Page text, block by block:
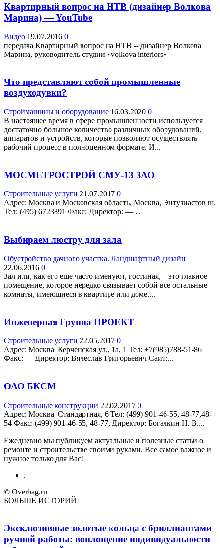
Квартирный вопрос на НТВ (дизайнер Волкова
Марина) — YouTube
Видео 19.07.2016 0
передача Квартирный вопрос на НТВ -- дизайнер Волкова
Марина, руководитель студии «volkova interiors»
Что представляют собой промышленные
воздуходувки?
Строймашины и оборудование 16.03.2020 0
В настоящее время в сфере промышленности используется
достаточно большое количество различных оборудований,
аппаратов и устройств, которые позволяют осуществлять
рабочий процесс в полноценном формате. И...
МОСМЕТРОСТРОЙ СМУ-13 ЗАО
Строительные услуги 21.07.2017 0
Адрес: Москва и Московская область, Москва, Энтузиастов ш.
Teл: (495) 6723891 Факс: Директор: — ...
Выбираем люстру для зала
Обустройство дачного участка. Ландшафтный дизайн
22.06.2016 0
Зал или, как его еще часто именуют, гостиная, – это главное
помещение, которое нередко связывает собой все остальные
комнаты, имеющиеся в квартире или доме....
Инженерная Группа ПРОЕКТ
Строительные услуги 22.05.2017 0
Адрес: Москва, Керченская ул., 1а, 1 Teл: +7(985)788-51-86
Факс: — Директор: Вячеслав Григорьевич Сайт:...
ОАО БКСМ
Строительные конструкции 22.02.2017 0
Адрес: Москва, Стандартная, 6 Teл: (499) 901-46-55, 48-77,48-
54 Факс: (499) 901-46-55, 48-77, Директор: Богачкин Н. В....
Ежедневно мы публикуем актуальные и полезные статьи о
ремонте и строительстве своими руками. Все самое важное и
нужное только для Вас!
.
© Overbag.ru
БОЛЬШЕ ИСТОРИЙ
Эксклюзивные золотые кольца с бриллиантами
ручной работы: воплощение индивидуальности